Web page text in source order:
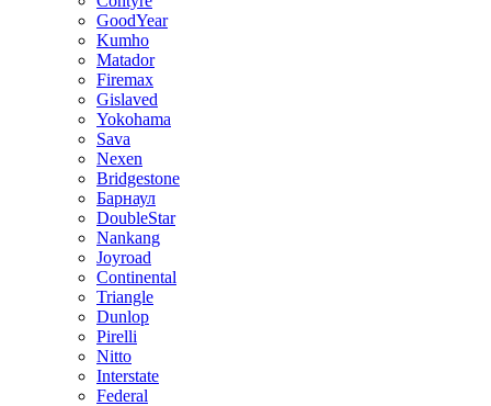
GoodYear
Kumho
Matador
Firemax
Gislaved
Yokohama
Sava
Nexen
Bridgestone
Барнаул
DoubleStar
Nankang
Joyroad
Continental
Triangle
Dunlop
Pirelli
Nitto
Interstate
Federal